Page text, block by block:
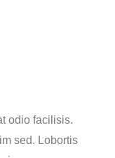
odio facilisis.
sed. Lobortis